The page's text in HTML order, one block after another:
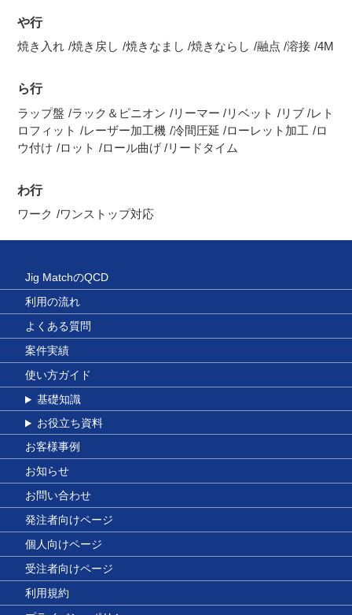
や行
焼き入れ 焼き戻し 焼きなまし 焼きならし 融点 溶接 4M
ら行
ラップ盤 ラック＆ピニオン リーマー リベット リブ
レト
ロフィット
レーザー加工機 冷間圧延 ローレット加工 ロ
ウ付け ロット ロール曲げ リードタイム
わ行
ワーク ワンストップ対応
Jig MatchのQCD
利用の流れ
よくある質問
案件実績
使い方ガイド
基礎知識
お役立ち資料
お客様事例
お知らせ
お問い合わせ
発注者向けページ
個人向けページ
受注者向けページ
利用規約